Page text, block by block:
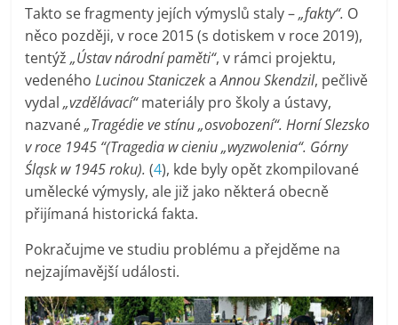
Takto se fragmenty jejích výmyslů staly –„fakty“. O
něco později, v roce 2015 (s dotiskem v roce 2019),
tentýž„Ústav národní paměti“, v rámci projektu,
vedenéhoLucinou StaniczekaAnnou Skendzil, pečlivě
vydal„vzdělávací“materiály pro školy a ústavy,
nazvané„Tragédie ve stínu „osvobození“. Horní Slezsko
v roce 1945 “(Tragedia w cieniu „wyzwolenia“. Górny
Śląsk w 1945 roku). (4), kde byly opět zkompilované
umělecké výmysly, ale již jako některá obecně
přijímaná historická fakta.
Pokračujme ve studiu problému a přejděme na
nejzajímavější události.